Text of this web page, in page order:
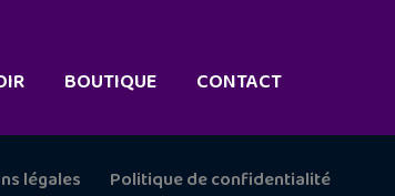
BOUTIQUE CONTACT
légales Politique de confidentialité